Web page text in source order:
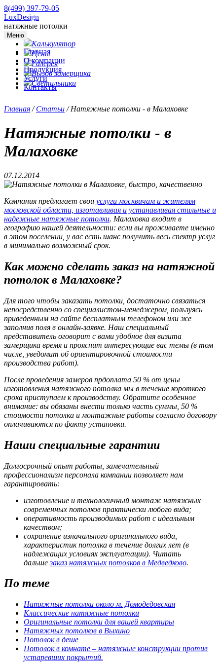
8(499) 397-79-05
LuxDesign
натяжные потолки
Меню
Главная
О компании
Продукция
Услуги
Контакты
Калькулятор
Цены
Галерея
Вызов замерщика
Светильники
Главная /Статьи /Натяжные потолки - в Малаховке
Натяжные потолки - в
Малаховке
07.12.2014
Компания предлагает свои услуги москвичам и жителям
московской области, изготавливая и устанавливая стильные и
надежные натяжные потолки. Малаховка входит в
географию нашей деятельности: если вы проживаете именно
в этом поселении, у вас есть шанс получить весь спектр услуг
в минимально возможный срок.
Как можно сделать заказ на натяжной
потолок в Малаховке?
Для того чтобы заказать потолки, достаточно связаться
непосредственно со специалистом-менеджером, пользуясь
приведенным на сайте бесплатным телефоном или же
заполнив поля в онлайн-заявке. Наш специальный
представитель оговорит с вами удобное для визита
замерщика время и прояснит интересующие вас темы (в том
числе, уведомит об ориентировочной стоимости
производства работ).
После проведения замеров прдоплата 50 % от цены
изготовления натяжного потолка мы в течение короткого
срока приступаем к производству. Обратите особенное
внимание: вы обязаны внести только часть суммы, 50 %
стоимости потолка и монтажные работы согласно договору
оплачиваются по факту установки.
Наши специальные гарантии
Долгосрочный опыт работы, замечательный
профессионализм персонала компании позволяет нам
гарантировать:
изготовление и технологичный монтаж натяжных
современных потолков практически любого вида;
оперативность производимых работ с идеальным
качеством;
сохранение изначального оригинального вида,
характеристик потолка в течение долгих лет (в
надлежащих условиях эксплуатации). Читать
дальшезаказ натяжных потолков в Медведково.
По теме
Натяжные потолки около м. Домодедовская
Классические натяжные потолки
Оригинальные потолки для вашей квартиры
Натяжных потолков в Выхино
Потолок в деше
Потолок в комнате – натяжные конструкции против
устаревших покрытий.